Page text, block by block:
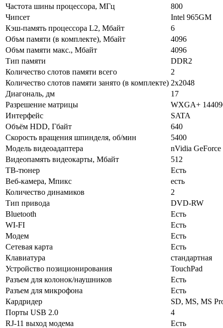
Частота шины процессора, МГц
800
Чипсет
Intel 965GM
Кэш-память процессора L2, Мбайт
6
Объм памяти (в комплекте), Мбайт
4096
Объм памяти макс., Мбайт
4096
Тип памяти
DDR2
Количество слотов памяти всего
2
Количество слотов памяти занято (в комплекте) 2x2048
Диагональ, дм
17
Разрешение матрицы
WXGA+
Интерфейс
SATA
Объём HDD, Гбайт
640
Скорость вращения шпинделя, об/мин
5400
Модель видеоадаптера
nVidia
Видеопамять видеокарты, Мбайт
512
ТВ-тюнер
Есть
Веб-камера, Мпикс
есть
Количество динамиков
2
Тип привода
DVD-RW
Bluetooth
Есть
WI-FI
Есть
Модем
Есть
Сетевая карта
Есть
Клавиатура
стандартная
Устройство позиционирования
TouchPad
Разъем для колонок/наушников
Есть
Разъем для микрофона
Есть
Кардридер
SD, MS, MS
Порты USB 2.0
4
RJ-11 выход модема
Есть